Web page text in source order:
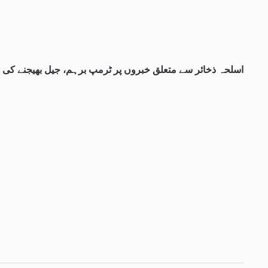
اسلحہ ذخائر سے متعلق خبروں پر ٹرمپ برہم، جیل بھیجنے